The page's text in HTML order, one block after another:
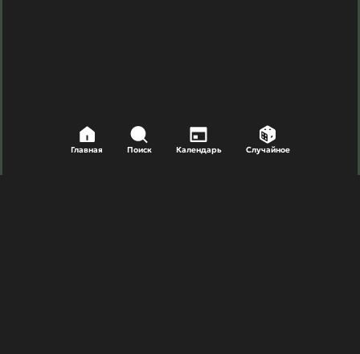
Главная Поиск Календарь Случайное